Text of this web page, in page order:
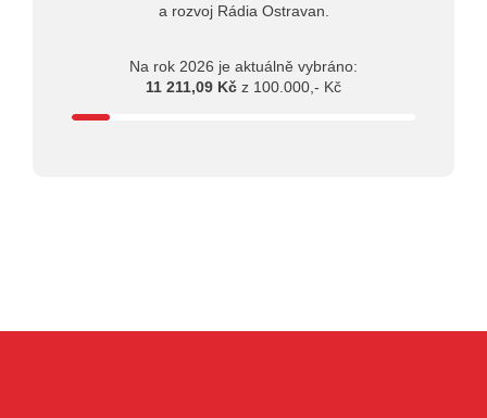
a rozvoj Rádia Ostravan.
Na rok 2026 je aktuálně vybráno:
11 211,09 Kč z 100.000,- Kč